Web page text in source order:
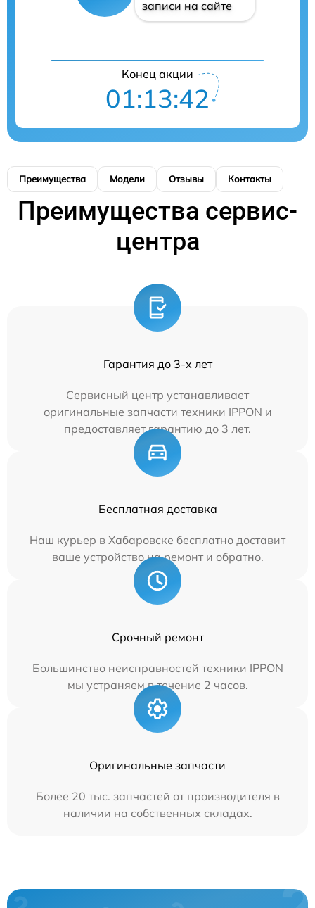
записи на сайте
Конец акции
01:13:42
Преимущества Модели Отзывы Контакты
Преимущества сервис-
центра
Гарантия до 3-х лет
Сервисный центр устанавливает
оригинальные запчасти техники IPPON и
предоставляет гарантию до 3 лет.
Бесплатная доставка
Наш курьер в Хабаровске бесплатно доставит
ваше устройство на ремонт и обратно.
Срочный ремонт
Большинство неисправностей техники IPPON
мы устраняем в течение 2 часов.
Оригинальные запчасти
Более 20 тыс. запчастей от производителя в
наличии на собственных складах.